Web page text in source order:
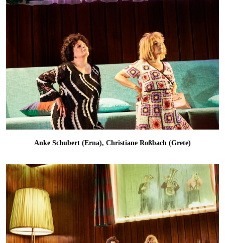
Anke Schubert (Erna), Christiane Roßbach (Grete)